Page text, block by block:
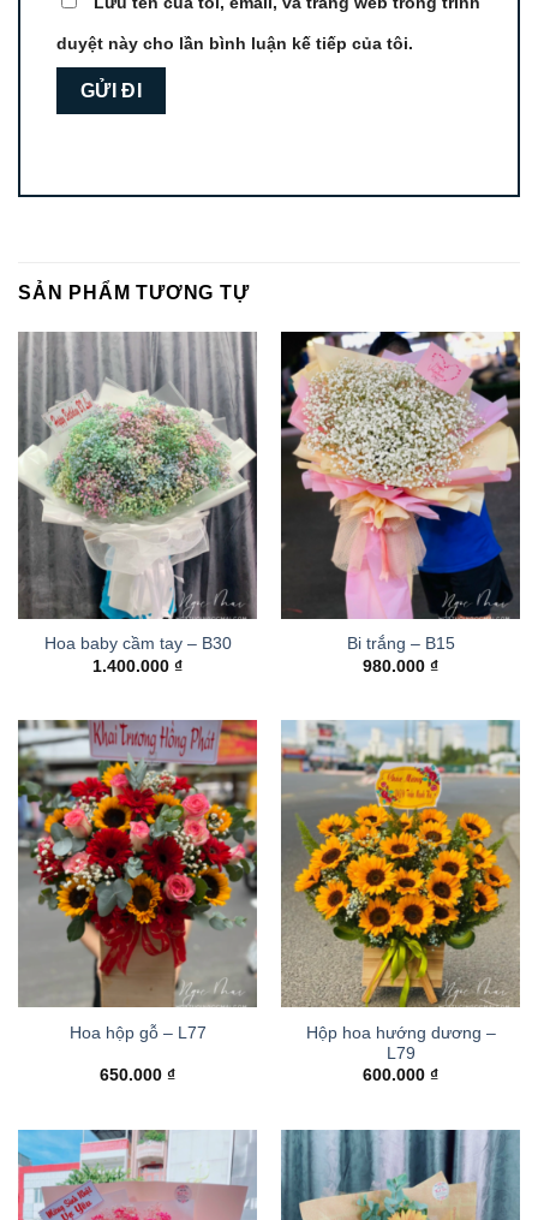
duyệt này cho lần bình luận kế tiếp của tôi.
SẢN PHẨM TƯƠNG TỰ
Hoa baby cầm tay – B30
1.400.000 ₫
Bi trắng – B15
980.000 ₫
Hoa hộp gỗ – L77
650.000 ₫
Hộp hoa hướng dương –
L79
600.000 ₫